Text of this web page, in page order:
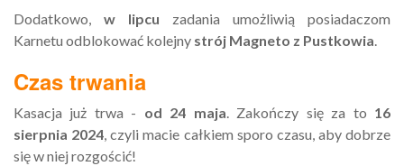
Dodatkowo, w lipcu zadania umożliwią posiadaczom
Karnetu odblokować kolejny strój Magneto z Pustkowia.
Czas trwania
Kasacja już trwa - od 24 maja. Zakończy się za to 16
sierpnia 2024, czyli macie całkiem sporo czasu, aby dobrze
się w niej rozgościć!